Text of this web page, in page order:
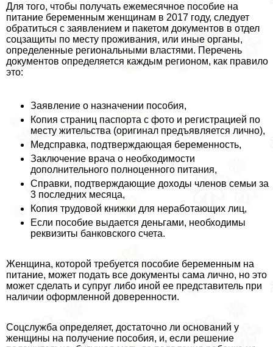
Для того, чтобы получать ежемecячное пособие на
питание беременным женщинам в 2017 году, следует
обратиться с заявлением и пакетом документов в отдел
соцзащиты по месту проживания, или иные органы,
определенные региональными властями. Перечень
документов определяется каждым регионом, как правило
это:
Заявление о назначении пособия,
Копия страниц паспорта с фото и регистрацией по
месту жительства (оригинал предъявляется лично),
Медсправка, подтверждающая беременность,
Заключение врача о необходимости
дополнительного полноценного питания,
Справки, подтверждающие доходы члeнов семьи за
3 последних месяца,
Копия трудовой книжки для неработающих лиц,
Если пособие выдается деньгами, необходимы
реквизиты банковского счета.
Женщина, которой требуется пособие беременным на
питание, может подать все документы сама лично, но это
может сделать и супруг либо иной ее представитель при
наличии оформленной доверенности.
Соцслужба определяет, достаточно ли оснований у
женщины на получение пособия, и, если решение